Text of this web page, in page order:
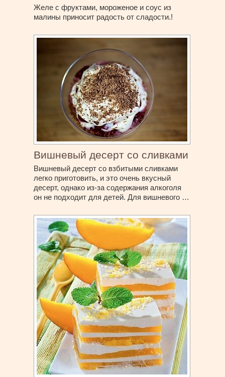
Желе с фруктами, мороженое и соус из
малины приносит радость от сладости.!
Вишневый десерт со сливками
Вишневый десерт со взбитыми сливками
легко приготовить, и это очень вкусный
десерт, однако из-за содержания алкоголя
он не подходит для детей. Для вишневого …